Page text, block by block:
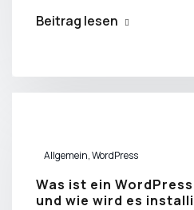
Beitrag lesen
Allgemein,WordPress
Was ist ein
und wie wird es